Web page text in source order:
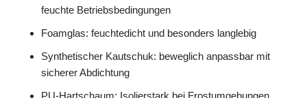
feuchte Betriebsbedingungen
Foamglas: feuchtedicht und besonders langlebig
Synthetischer Kautschuk: beweglich anpassbar mit
sicherer Abdichtung
PU-Hartschaum: Isolierstark bei Frostumgebungen